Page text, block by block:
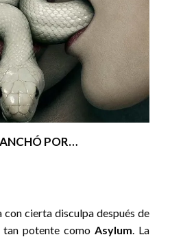
POR…
con cierta disculpa después de
tan potente como Asylum. La